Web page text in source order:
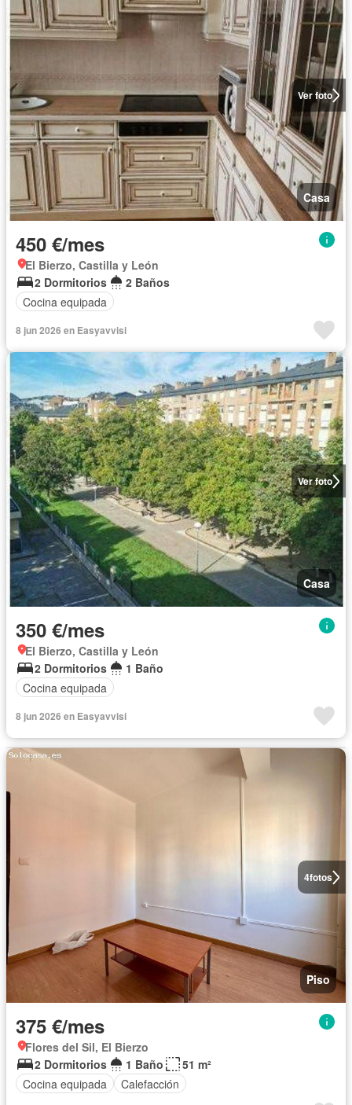
Ver foto
Casa
450 €/mes
El Bierzo, Castilla y León
2 Dormitorios
2 Baños
Cocina equipada
8 jun 2026 en Easyavvisi
Ver foto
Casa
350 €/mes
El Bierzo, Castilla y León
2 Dormitorios
1 Baño
Cocina equipada
8 jun 2026 en Easyavvisi
4fotos
Piso
375 €/mes
Flores del Sil, El Bierzo
2 Dormitorios
1 Baño
51 m²
Cocina equipada
Calefacción